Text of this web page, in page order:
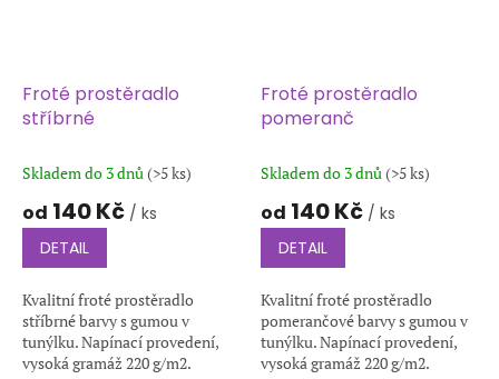
Froté prostěradlo
stříbrné
Skladem do 3 dnů (>5 ks)
od 140 Kč / ks
DETAIL
Kvalitní froté prostěradlo
stříbrné barvy s gumou v
tunýlku. Napínací provedení,
vysoká gramáž 220 g/m2.
Froté prostěradlo
pomeranč
Skladem do 3 dnů (>5 ks)
od 140 Kč / ks
DETAIL
Kvalitní froté prostěradlo
pomerančové barvy s gumou v
tunýlku. Napínací provedení,
vysoká gramáž 220 g/m2.